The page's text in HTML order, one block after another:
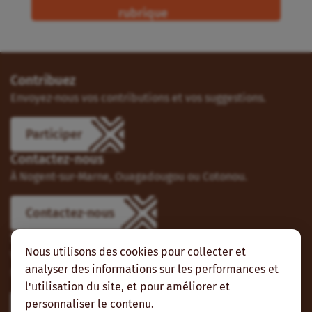
Nous utilisons des cookies pour collecter et
analyser des informations sur les performances et
l'utilisation du site, et pour améliorer et
personnaliser le contenu.
rubrique
Contribuez
Envoyez-nous vos contributions et vos suggestions.
Participer
Contactez-nous
À Nogent-sur-Marne, Ouagadougou ou Cotonou.
Contactez-nous
Suivez-nous
Vous pouvez aussi vous abonner à nos flux RSS et nous
suivre sur les réseaux sociaux.